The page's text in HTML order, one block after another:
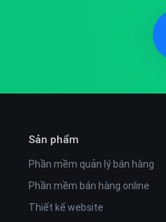
Sản phẩm
Phần mềm quản lý bán hàng
Phần mềm bán hàng online
Thiết kế website